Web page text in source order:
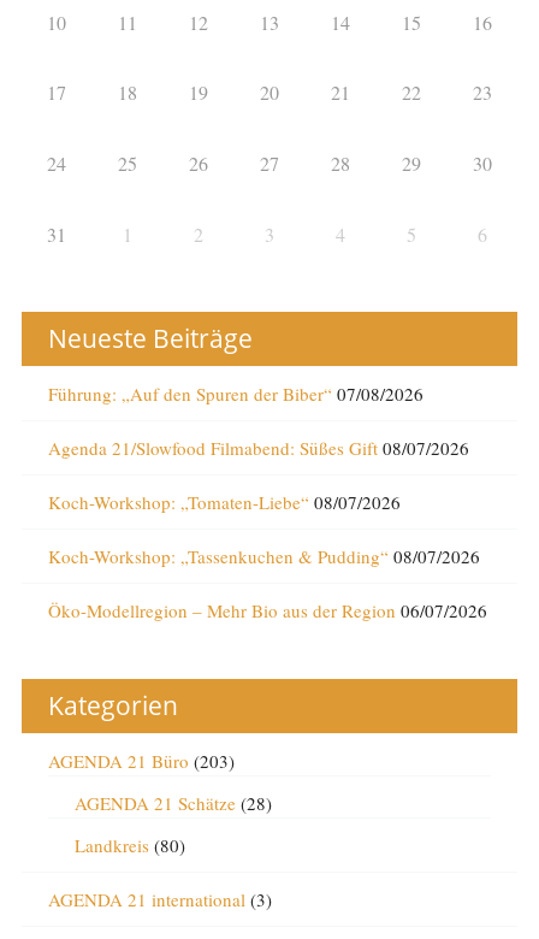
10 11 12 13 14 15 16
17 18 19 20 21 22 23
24 25 26 27 28 29 30
31 1 2 3 4 5 6
Neueste Beiträge
Führung: „Auf den Spuren der Biber“ 07/08/2026
Agenda 21/Slowfood Filmabend: Süßes Gift 08/07/2026
Koch-Workshop: „Tomaten-Liebe“ 08/07/2026
Koch-Workshop: „Tassenkuchen & Pudding“ 08/07/2026
Öko-Modellregion – Mehr Bio aus der Region 06/07/2026
Kategorien
AGENDA 21 Büro (203)
AGENDA 21 Schätze(28)
Landkreis(80)
AGENDA 21 international (3)